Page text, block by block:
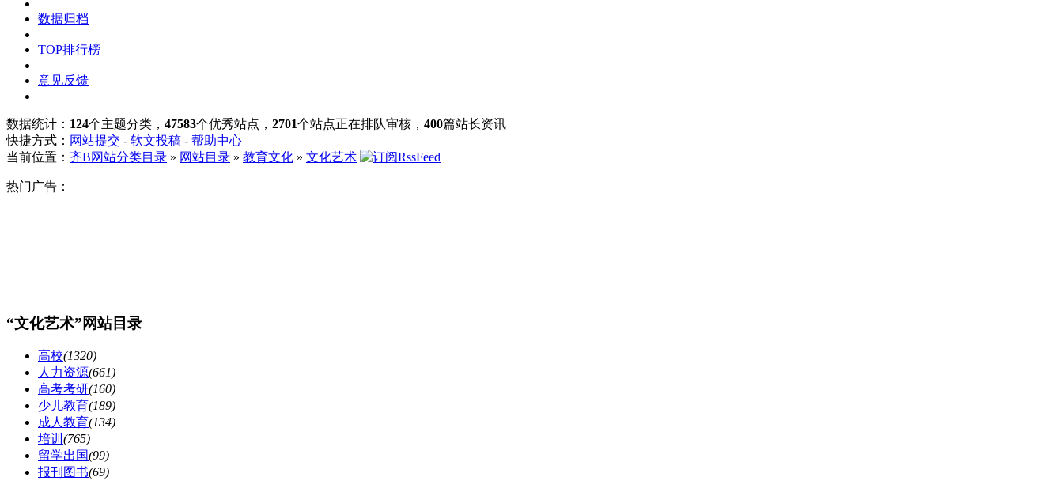
数据归档
TOP排行榜
意见反馈
数据统计： 124个主题分类， 47583个优秀站点， 2701个站点正在排队审核， 400篇站长资讯
快捷方式： 网站提交 - 软文投稿 - 帮助中心
当前位置： 齐B网站分类目录 » 网站目录 » 教育文化 » 文化艺术
热门广告：
“文化艺术”网站目录
高校(1320)
人力资源(661)
高考考研(160)
少儿教育(189)
成人教育(134)
培训 (765)
留学出国(99)
报刊图书(69)